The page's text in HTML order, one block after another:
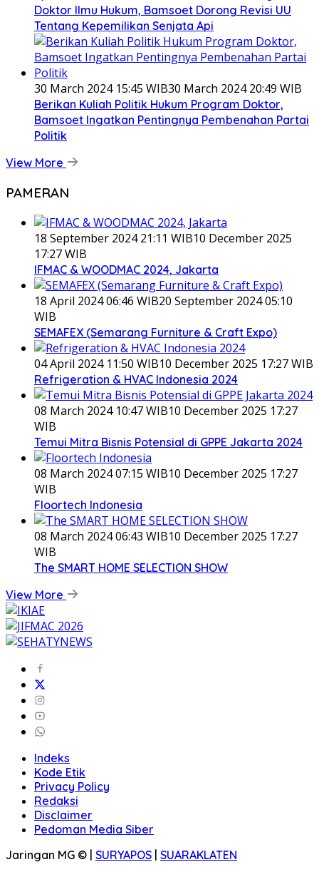
Doktor Ilmu Hukum, Bamsoet Dorong Revisi UU
Tentang Kepemilikan Senjata Api
30 March 2024 15:45 WIB30 March 2024 20:49 WIB
Berikan Kuliah Politik Hukum Program Doktor,
Bamsoet Ingatkan Pentingnya Pembenahan Partai
Politik
View More
PAMERAN
18 September 2024 21:11 WIB10 December 2025
17:27 WIB
IFMAC & WOODMAC 2024, Jakarta
18 April 2024 06:46 WIB20 September 2024 05:10
WIB
SEMAFEX (Semarang Furniture & Craft Expo)
04 April 2024 11:50 WIB10 December 2025 17:27 WIB
Refrigeration & HVAC Indonesia 2024
08 March 2024 10:47 WIB10 December 2025 17:27
WIB
Temui Mitra Bisnis Potensial di GPPE Jakarta 2024
08 March 2024 07:15 WIB10 December 2025 17:27
WIB
Floortech Indonesia
08 March 2024 06:43 WIB10 December 2025 17:27
WIB
The SMART HOME SELECTION SHOW
View More
Indeks
Kode Etik
Privacy Policy
Redaksi
Disclaimer
Pedoman Media Siber
Jaringan MG © | SURYAPOS | SUARAKLATEN